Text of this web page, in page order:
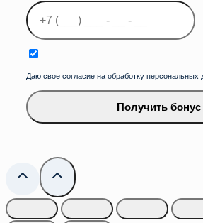
Даю свое согласие на обработку персональных
Получить бонус